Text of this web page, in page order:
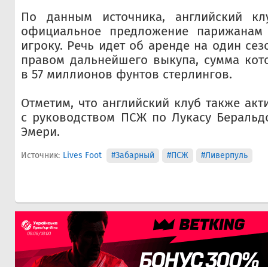
По данным источника, английский
официальное предложение
игроку. Речь идет об аренде на один
правом дальнейшего выкупа, сумма
в 57 миллионов фунтов стерлингов.
Отметим, что английский клуб также
с руководством ПСЖ по Лукасу
Эмери.
Источник: Lives Foot #Забарный #ПСЖ #Ливерпуль